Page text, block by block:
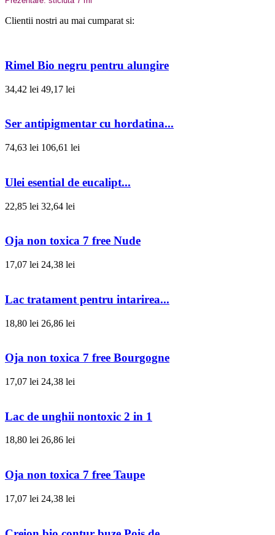
Clientii nostri au mai cumparat si:
Rimel Bio negru pentru alungire
34,42 lei 49,17 lei
Ser antipigmentar cu hordatina...
74,63 lei 106,61 lei
Ulei esential de eucalipt...
22,85 lei 32,64 lei
Oja non toxica 7 free Nude
17,07 lei 24,38 lei
Lac tratament pentru intarirea...
18,80 lei 26,86 lei
Oja non toxica 7 free Bourgogne
17,07 lei 24,38 lei
Lac de unghii nontoxic 2 in 1
18,80 lei 26,86 lei
Oja non toxica 7 free Taupe
17,07 lei 24,38 lei